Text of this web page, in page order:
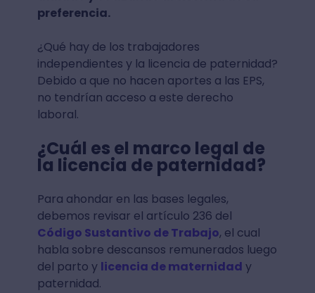
preferencia.
¿Qué hay de los trabajadores
independientes y la licencia de paternidad?
Debido a que no hacen aportes a las EPS,
no tendrían acceso a este derecho
laboral.
¿Cuál es el marco legal de
la licencia de paternidad?
Para ahondar en las bases legales,
debemos revisar el artículo 236 del
Código Sustantivo de Trabajo, el cual
habla sobre descansos remunerados luego
del parto y licencia de maternidad y
paternidad.